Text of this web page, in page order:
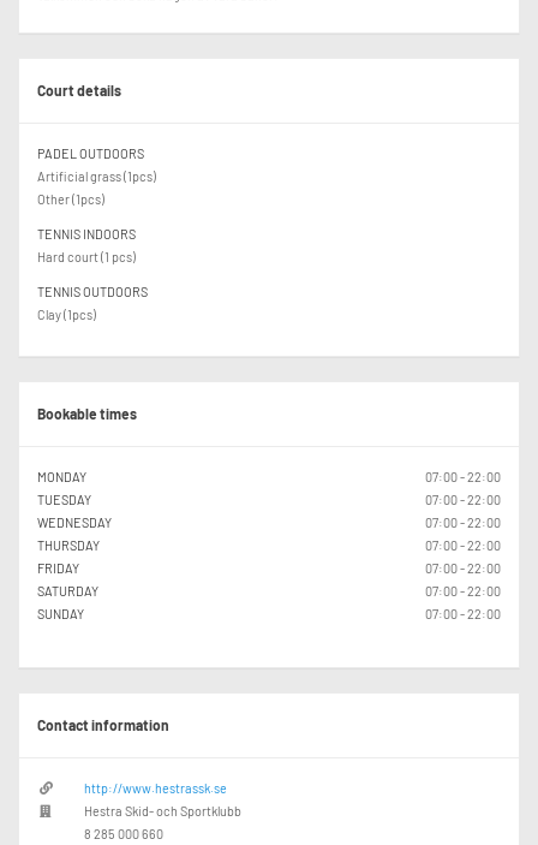
Court details
PADEL OUTDOORS
Artificial grass (1pcs)
Other (1pcs)
TENNIS INDOORS
Hard court (1 pcs)
TENNIS OUTDOORS
Clay (1pcs)
Bookable times
MONDAY
07:00 - 22:00
TUESDAY
07:00 - 22:00
WEDNESDAY
07:00 - 22:00
THURSDAY
07:00 - 22:00
FRIDAY
07:00 - 22:00
SATURDAY
07:00 - 22:00
SUNDAY
07:00 - 22:00
Contact information
http://www.hestrassk.se
Hestra Skid- och Sportklubb
8 285 000 660